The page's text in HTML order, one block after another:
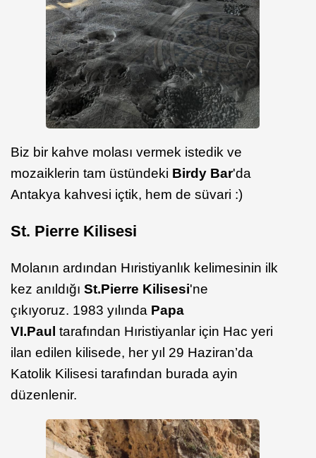
Biz bir kahve molası vermek istedik ve
mozaiklerin tam üstündeki Birdy Bar'da
Antakya kahvesi içtik, hem de süvari :)
St. Pierre Kilisesi
Molanın ardından Hıristiyanlık kelimesinin ilk
kez anıldığı St.Pierre Kilisesi'ne
çıkıyoruz. 1983 yılında Papa
VI.Paul tarafından Hıristiyanlar için Hac yeri
ilan edilen kilisede, her yıl 29 Haziran’da
Katolik Kilisesi tarafından burada ayin
düzenlenir.